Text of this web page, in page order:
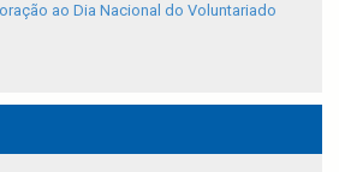
ao Dia Nacional do Voluntariado